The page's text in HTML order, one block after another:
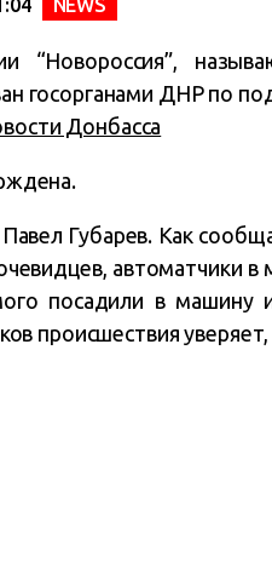
“Новороссия”,
госорганами ДНР по
Донбасса
Губарев. Как
автоматчики в
посадили в машину
происшествия